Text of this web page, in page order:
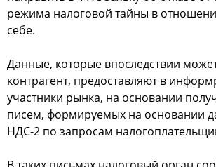
режима налоговой тайны в
себе.
Данные, которые впоследствии
контрагент, предоставляют в
участники рынка, на основании
писем, формируемых на основании
НДС-2 по запросам